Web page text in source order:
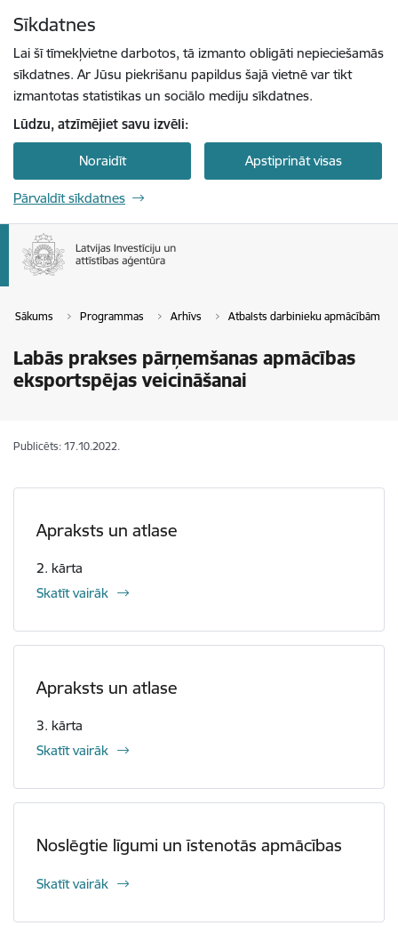
Sīkdatnes
Lai šī tīmekļvietne darbotos, tā izmanto obligāti nepieciešamās
sīkdatnes. Ar Jūsu piekrišanu papildus šajā vietnē var tikt
izmantotas statistikas un sociālo mediju sīkdatnes.
Lūdzu, atzīmējiet savu izvēli:
Noraidīt Apstiprināt visas
Pārvaldīt sīkdatnes
Sākums Programmas Arhīvs Atbalsts darbinieku apmācībām
Labās prakses pārņemšanas apmācības
eksportspējas veicināšanai
Publicēts: 17.10.2022.
Apraksts un atlase
2. kārta
Skatīt vairāk
Apraksts un atlase
3. kārta
Skatīt vairāk
Noslēgtie līgumi un īstenotās apmācības
Skatīt vairāk